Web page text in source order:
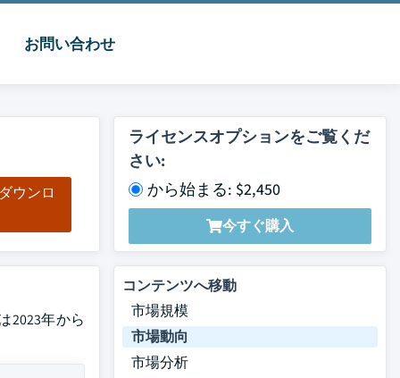
お問い合わせ
ウンロ
ライセンスオプションをご覧くだ
さい:
から始まる: $2,450
今すぐ購入
2023年から
コンテンツへ移動
市場規模
市場動向
市場分析